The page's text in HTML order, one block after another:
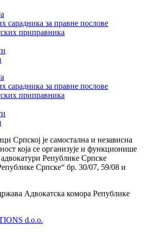
сарадника за правне послове
приправника
сарадника за правне послове
приправника
Српској је самостална и независна
која се организује и функционише
Републике Српске
Српске“ бр. 30/07, 59/08 и
Адвокатска комора Републике
d.o.o.